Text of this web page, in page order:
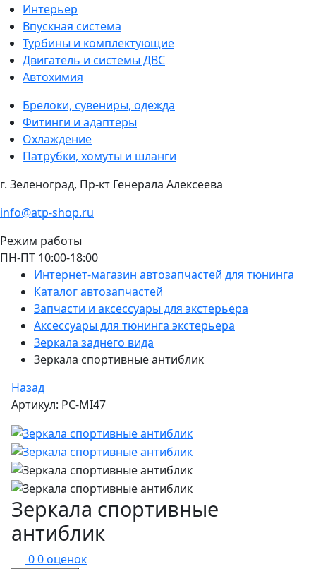
Интерьер
Впускная система
Турбины и комплектующие
Двигатель и системы ДВС
Автохимия
Брелоки, сувениры, одежда
Фитинги и адаптеры
Охлаждение
Патрубки, хомуты и шланги
г. Зеленоград, Пр-кт Генерала Алексеева
info@atp-shop.ru
Режим работы
ПН-ПТ 10:00-18:00
Интернет-магазин автозапчастей для тюнинга
Каталог автозапчастей
Запчасти и аксессуары для экстерьера
Аксессуары для тюнинга экстерьера
Зеркала заднего вида
Зеркала спортивные антиблик
Назад
Артикул: PC-MI47
Зеркала спортивные
антиблик
00 оценок